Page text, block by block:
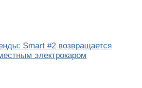
Smart #2 возвращается
электрокаром